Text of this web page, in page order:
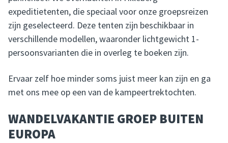
expeditietenten, die speciaal voor onze groepsreizen
zijn geselecteerd. Deze tenten zijn beschikbaar in
verschillende modellen, waaronder lichtgewicht 1-
persoonsvarianten die in overleg te boeken zijn.
Ervaar zelf hoe minder soms juist meer kan zijn en ga
met ons mee op een van de kampeertrektochten.
WANDELVAKANTIE GROEP BUITEN
EUROPA